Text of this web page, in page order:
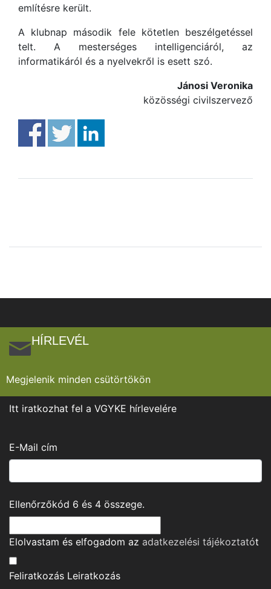
említésre került.
A klubnap második fele kötetlen beszélgetéssel
telt. A mesterséges intelligenciáról, az
informatikáról és a nyelvekről is esett szó.
Jánosi Veronika
közösségi civilszervező
HÍRLEVÉL
Megjelenik minden csütörtökön
Itt iratkozhat fel a VGYKE hírlevelére
E-Mail cím
Ellenőrzőkód 6 és 4 összege.
Elolvastam és elfogadom az adatkezelési tájékoztatót
Feliratkozás Leiratkozás